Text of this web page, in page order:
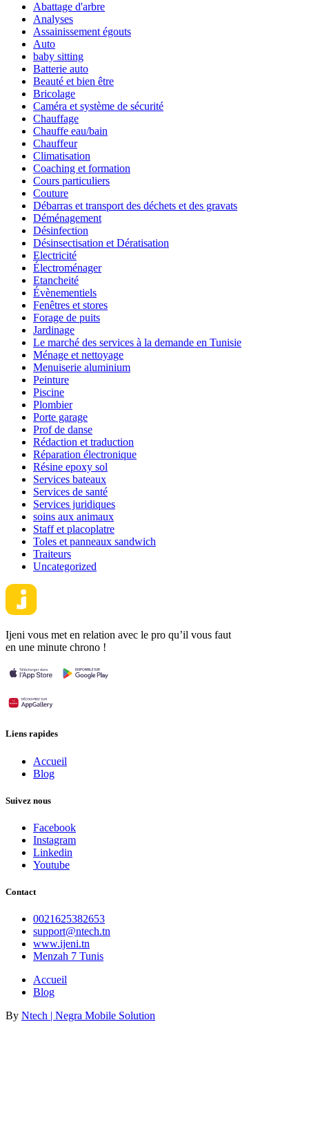
Abattage d'arbre
Analyses
Assainissement égouts
Auto
baby sitting
Batterie auto
Beauté et bien être
Bricolage
Caméra et système de sécurité
Chauffage
Chauffe eau/bain
Chauffeur
Climatisation
Coaching et formation
Cours particuliers
Couture
Débarras et transport des déchets et des gravats
Déménagement
Désinfection
Désinsectisation et Dératisation
Electricité
Électroménager
Etancheité
Évènementiels
Fenêtres et stores
Forage de puits
Jardinage
Le marché des services à la demande en Tunisie
Ménage et nettoyage
Menuiserie aluminium
Peinture
Piscine
Plombier
Porte garage
Prof de danse
Rédaction et traduction
Réparation électronique
Résine epoxy sol
Services bateaux
Services de santé
Services juridiques
soins aux animaux
Staff et placoplatre
Toles et panneaux sandwich
Traiteurs
Uncategorized
Ijeni vous met en relation avec le pro qu’il vous faut
en une minute chrono !
Liens rapides
Accueil
Blog
Suivez nous
Facebook
Instagram
Linkedin
Youtube
Contact
0021625382653
support@ntech.tn
www.ijeni.tn
Menzah 7 Tunis
Accueil
Blog
By Ntech | Negra Mobile Solution